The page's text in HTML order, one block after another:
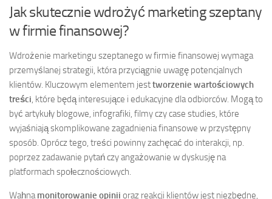
Jak skutecznie wdrożyć marketing szeptany
w firmie finansowej?
Wdrożenie marketingu szeptanego w firmie finansowej wymaga
przemyślanej strategii, która przyciągnie uwagę potencjalnych
klientów. Kluczowym elementem jesttworzenie wartościowych
treści, które będą interesujące i edukacyjne dla odbiorców. Mogą to
być artykuły blogowe, infografiki, filmy czy case studies, które
wyjaśniają skomplikowane zagadnienia finansowe w przystępny
sposób. Oprócz tego, treści powinny zachęcać do interakcji, np.
poprzez zadawanie pytań czy angażowanie w dyskusję na
platformach społecznościowych.
Waḥnamonitorowanie opinii oraz reakcji klientów jest niezbędne,